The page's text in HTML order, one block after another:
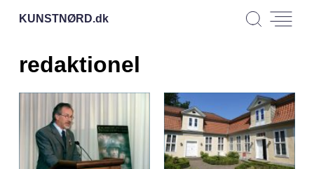
KUNSTNØRD.dk
redaktionel